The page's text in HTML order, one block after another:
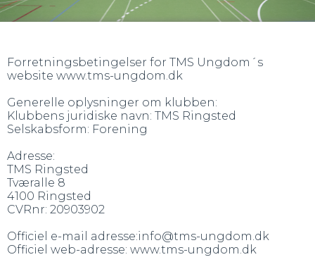
Forretningsbetingelser for TMS Ungdom´s
website www.tms-ungdom.dk
Generelle oplysninger om klubben:
Klubbens juridiske navn: TMS Ringsted
Selskabsform: Forening
Adresse:
TMS Ringsted
Tværalle 8
4100 Ringsted
CVRnr: 20903902
Officiel e-mail adresse:info@tms-ungdom.dk
Officiel web-adresse: www.tms-ungdom.dk